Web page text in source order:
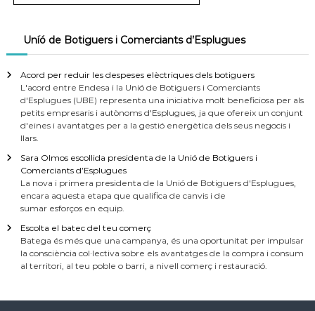
Uníó de Botiguers i Comerciants d’Esplugues
Acord per reduir les despeses elèctriques dels botiguers
L'acord entre Endesa i la Unió de Botiguers i Comerciants
d'Esplugues (UBE) representa una iniciativa molt beneficiosa per als
petits empresaris i autònoms d'Esplugues, ja que ofereix un conjunt
d'eines i avantatges per a la gestió energètica dels seus negocis i
llars.
Sara Olmos escollida presidenta de la Unió de Botiguers i
Comerciants d’Esplugues
La nova i primera presidenta de la Unió de Botiguers d'Esplugues,
encara aquesta etapa que qualifica de canvis i de
sumar esforços en equip.
Escolta el batec del teu comerç
Batega és més que una campanya, és una oportunitat per impulsar
la consciència col·lectiva sobre els avantatges de la compra i consum
al territori, al teu poble o barri, a nivell comerç i restauració.